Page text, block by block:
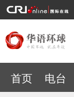
首页 电台